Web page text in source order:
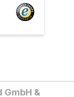
GmbH &